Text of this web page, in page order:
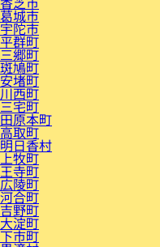
葛城市
宇陀市
平群町
三郷町
斑鳩町
安堵町
川西町
三宅町
田原本町
高取町
明日香村
上牧町
王寺町
広陵町
河合町
吉野町
大淀町
下市町